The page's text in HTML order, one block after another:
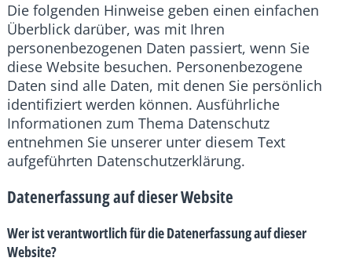
Die folgenden Hinweise geben einen einfachen
Überblick darüber, was mit Ihren
personenbezogenen Daten passiert, wenn Sie
diese Website besuchen. Personenbezogene
Daten sind alle Daten, mit denen Sie persönlich
identifiziert werden können. Ausführliche
Informationen zum Thema Datenschutz
entnehmen Sie unserer unter diesem Text
aufgeführten Datenschutzerklärung.
Datenerfassung auf dieser Website
Wer ist verantwortlich für die Datenerfassung auf dieser
Website?